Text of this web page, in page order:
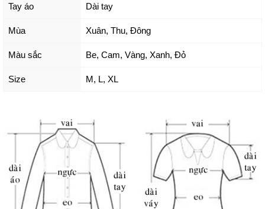
Tay áo Dài tay
Mùa Xuân, Thu, Đông
Màu sắc Be, Cam, Vàng, Xanh, Đỏ
Size M, L, XL